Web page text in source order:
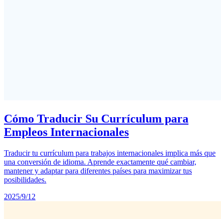
Cómo Traducir Su Currículum para
Empleos Internacionales
Traducir tu currículum para trabajos internacionales implica más que
una conversión de idioma. Aprende exactamente qué cambiar,
mantener y adaptar para diferentes países para maximizar tus
posibilidades.
2025/9/12